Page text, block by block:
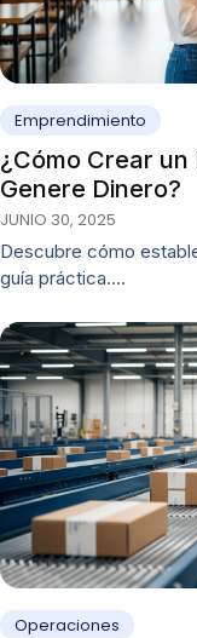
Emprendimiento
¿Cómo Crear
Genere Dinero?
JUNIO 30, 2025
Descubre cómo
guía práctica.…
Operaciones